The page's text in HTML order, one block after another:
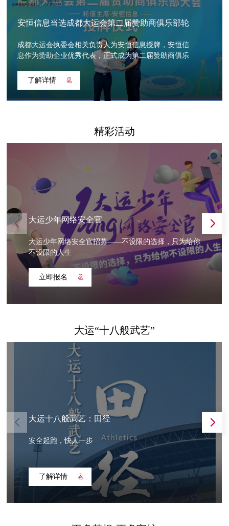
安恒信息当选成都大运会第二届赞助商俱乐部轮
成都大运会执委会相关负责人为安恒信息授牌，安恒信
息作为赞助企业优秀代表，正式成为第二届赞助商俱乐
了解详情
精彩活动
大运少年网络安全官
大运少年网络安全官招募——不设限的选择，只为给你
不设限的人生
立即报名
大运“十八般武艺”
大运十八般武艺：田径
安全起跑，快人一步
了解详情